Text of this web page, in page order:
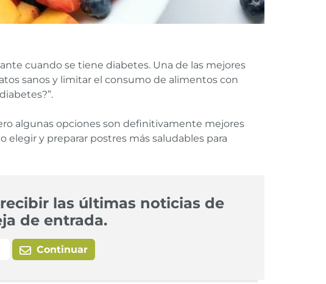
cuando se tiene diabetes. Una de las mejores
sanos y limitar el consumo de alimentos con
algunas opciones son definitivamente mejores
elegir y preparar postres más saludables para
las últimas noticias de
de entrada.
Continuar